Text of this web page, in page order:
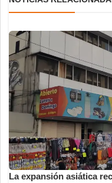
La expansión asiática